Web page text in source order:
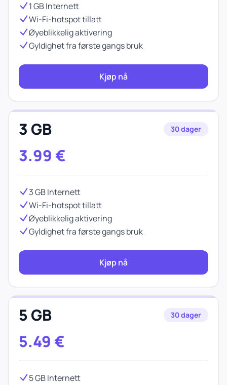
1 GB Internett
Wi-Fi-hotspot tillatt
Øyeblikkelig aktivering
Gyldighet fra første gangs bruk
Kjøp nå
3 GB 30 dager
3.99 €
3 GB Internett
Wi-Fi-hotspot tillatt
Øyeblikkelig aktivering
Gyldighet fra første gangs bruk
Kjøp nå
5 GB 30 dager
5.49 €
5 GB Internett